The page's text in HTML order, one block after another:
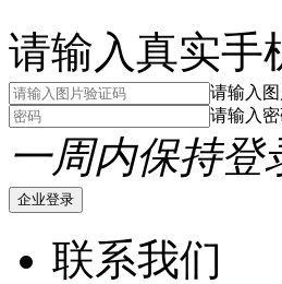
请输入真实手
请输入
请输入
一周内保持登
企业登录
联系我们